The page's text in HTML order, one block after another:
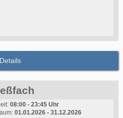
Details
08:00 - 23:45 Uhr
01.01.2026 - 31.12.2026